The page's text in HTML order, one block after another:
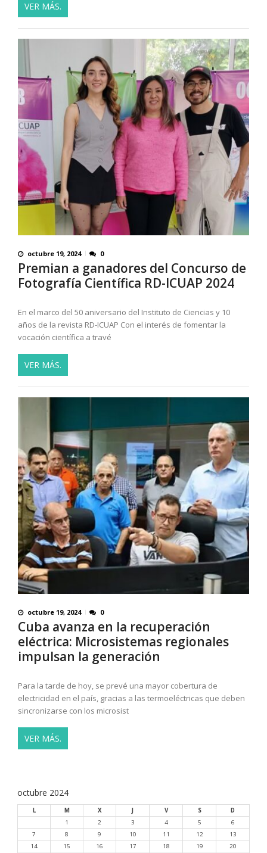
VER MÁS.
octubre 19, 2024 0
Premian a ganadores del Concurso de
Fotografía Científica RD-ICUAP 2024
En el marco del 50 aniversario del Instituto de Ciencias y 10
años de la revista RD-ICUAP Con el interés de fomentar la
vocación científica a travé
VER MÁS.
octubre 19, 2024 0
Cuba avanza en la recuperación
eléctrica: Microsistemas regionales
impulsan la generación
Para la tarde de hoy, se prevé una mayor cobertura de
electricidad en el país, gracias a las termoeléctricas que deben
sincronizarse con los microsist
VER MÁS.
octubre 2024
L M X J V S
D
1
2 3 4 5
6
7
8 9 10 11 12
13
14
15 16 17 18 19
20